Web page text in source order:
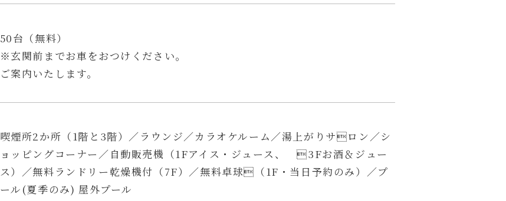
50台（無料）
※玄関前までお車をおつけください。
ご案内いたします。
喫煙所2か所（1階と3階）／ラウンジ／カラオケルーム／湯上がりサロン／シ
ョッピングコーナー／自動販売機（1Fアイス・ジュース、 3Fお酒＆ジュー
ス）／無料ランドリー乾燥機付（7F）／無料卓球（1F・当日予約のみ）／プ
ール(夏季のみ) 屋外プール